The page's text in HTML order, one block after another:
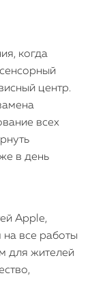
когда
центр.
всех
в день
Apple,
на все работы
для жителей